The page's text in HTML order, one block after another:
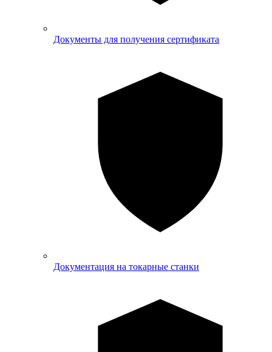
Документы для получения сертификата
Документация на токарные станки